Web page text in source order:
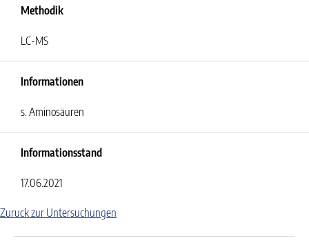
Methodik
LC-MS
Informationen
s. Aminosäuren
Informationsstand
17.06.2021
Zuruck zur Untersuchungen